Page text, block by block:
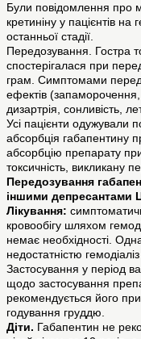
Були повідомлення про
кретиніну у пацієнтів на
останньої стадії.
Передозування. Гостра
спостерігалася при
грам. Симптомами
ефектів (запаморочення,
дизартрія, сонливість,
Усі пацієнти одужували
абсорбція габапентину
абсорбцію препарату
токсичність, викликану
Передозування
іншими депресантами
Лікування:
кровообігу шляхом
немає необхідності.
недостатністю
Застосування у період
щодо застосування
рекомендується його
годування груддю.
Діти. Габапентин не